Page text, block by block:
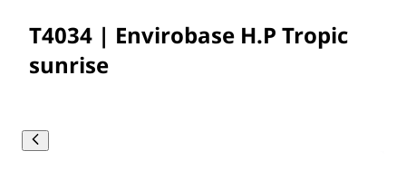
T4034 | Envirobase H.P Tropic
sunrise